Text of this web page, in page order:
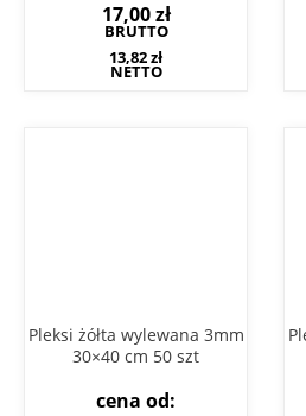
17,00zł
BRUTTO
13,82zł
NETTO
Pleksi żółta wylewana 3mm
30×40 cm 50 szt
cena od: